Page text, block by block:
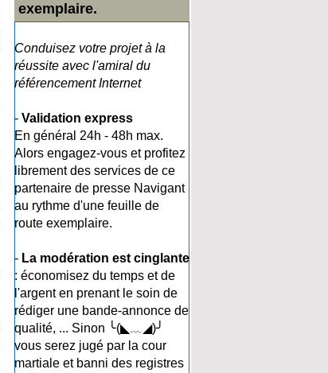
exemplaire.
Conduisez votre projet à la
réussite avec l'amiral du
référencement Internet
- Validation express
En général 24h - 48h max.
Alors engagez-vous et profitez
librement des services de ce
partenaire de presse Navigant
au rythme d'une feuille de
route exemplaire.
- La modération est cinglante
: économisez du temps et de
l'argent en prenant le soin de
rédiger une bande-annonce de
qualité, ... Sinon ╰(◣﹏◢)╯
vous serez jugé par la cour
martiale et banni des registres